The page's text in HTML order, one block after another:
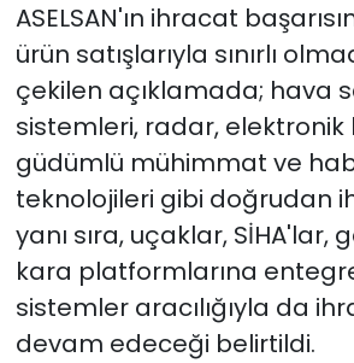
ASELSAN'ın ihracat
ürün satışlarıyla sınırlı
çekilen açıklamada; hava
sistemleri, radar, elektronik
güdümlü mühimmat ve
teknolojileri gibi doğrudan
yanı sıra, uçaklar, SİHA'lar,
kara platformlarına
sistemler aracılığıyla da
devam edeceği belirtildi.